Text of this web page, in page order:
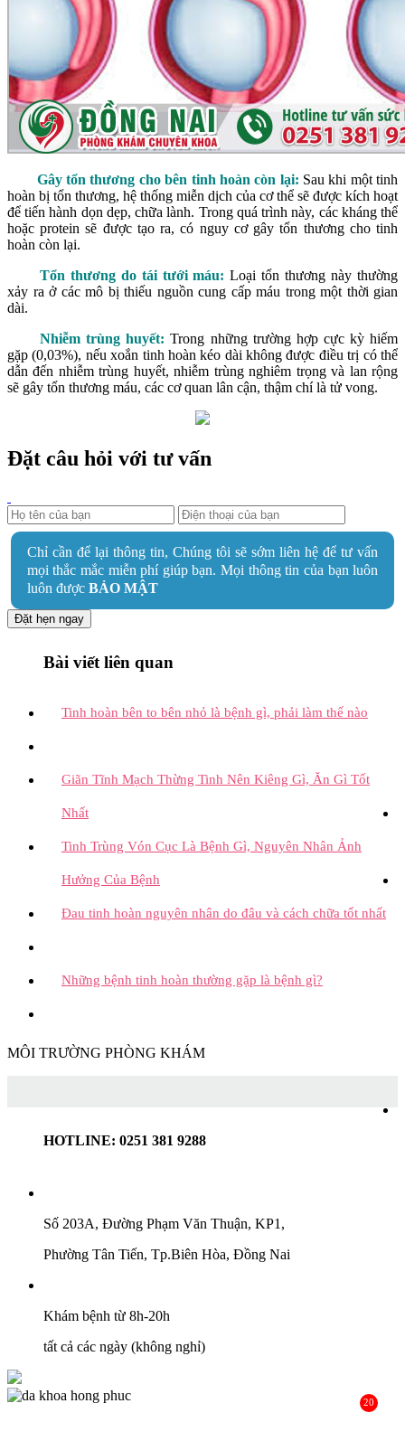
Gây tổn thương cho bên tinh hoàn còn lại: Sau khi một tinh
hoàn bị tổn thương, hệ thống miễn dịch của cơ thể sẽ được kích hoạt
để tiến hành dọn dẹp, chữa lành. Trong quá trình này, các kháng thể
hoặc protein sẽ được tạo ra, có nguy cơ gây tổn thương cho tinh
hoàn còn lại.
Tổn thương do tái tưới máu:Loại tổn thương này thường
xảy ra ở các mô bị thiếu nguồn cung cấp máu trong một thời gian
dài.
Nhiễm trùng huyết:Trong những trường hợp cực kỳ hiếm
gặp (0,03%), nếu xoắn tinh hoàn kéo dài không được điều trị có thể
dẫn đến nhiễm trùng huyết, nhiễm trùng nghiêm trọng và lan rộng
sẽ gây tổn thương máu, các cơ quan lân cận, thậm chí là tử vong.
Đặt câu hỏi với tư vấn
Chỉ cần để lại thông tin, Chúng tôi sẽ sớm liên hệ để tư vấn
mọi thắc mắc miễn phí giúp bạn. Mọi thông tin của bạn luôn
luôn được BẢO MẬT
Đặt hẹn ngay
Bài viết liên quan
Tinh hoàn bên to bên nhỏ là bệnh gì, phải làm thế nào
Giãn Tĩnh Mạch Thừng Tinh Nên Kiêng Gì, Ăn Gì Tốt
Nhất
Tinh Trùng Vón Cục Là Bệnh Gì, Nguyên Nhân Ảnh
Hưởng Của Bệnh
Đau tinh hoàn nguyên nhân do đâu và cách chữa tốt nhất
Những bệnh tinh hoàn thường gặp là bệnh gì?
MÔI TRƯỜNG PHÒNG KHÁM
HOTLINE: 0251 381 9288
Số 203A, Đường Phạm Văn Thuận, KP1,
Phường Tân Tiến, Tp.Biên Hòa, Đồng Nai
Khám bệnh từ 8h-20h
tất cả các ngày (không nghỉ)
20